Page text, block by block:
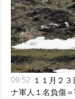
09:52 １１月２
ナ軍人１名負傷